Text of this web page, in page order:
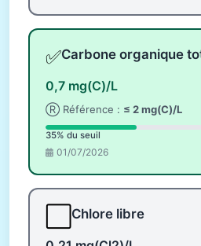
✅Carbone organique
0,7 mg(C)/L
Ⓡ Référence : ≤ 2 mg(C)/L
35% du seuil
01/07/2026
Chlore libre